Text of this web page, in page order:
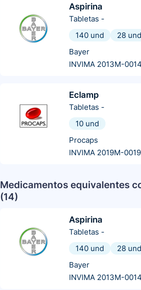
Aspirina
Tabletas -
140 und
28 und
Bayer
INVIMA 2013M-
Eclamp
Tabletas -
10 und
Procaps
INVIMA 2019M-
Medicamentos equivalentes
(14)
Aspirina
Tabletas -
140 und
28 und
Bayer
INVIMA 2013M-